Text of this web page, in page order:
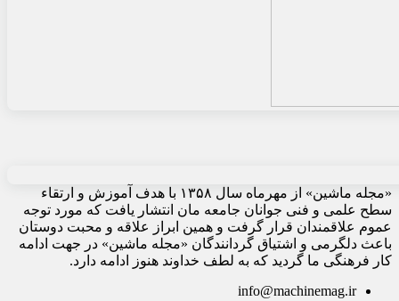
«مجله ماشین» از مهرماه سال ۱۳۵۸ با هدف آموزش و ارتقاء
سطح علمی و فنی جوانان جامعه مان انتشار یافت که مورد توجه
عموم علاقمندان قرار گرفت و همین ابراز علاقه و محبت دوستان
باعث دلگرمی و اشتیاق گردانندگان «مجله ماشین» در جهت ادامه
کار فرهنگی ما گردید که به لطف خداوند هنوز ادامه دارد.
info@machinemag.ir